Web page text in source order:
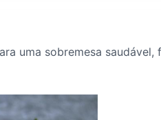
uma sobremesa saudável,